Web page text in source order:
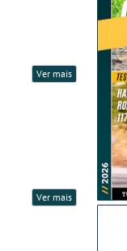
Ver mais
Ver mais